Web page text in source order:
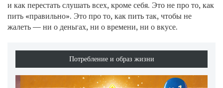
и как перестать слушать всех, кроме себя. Это не про то, как
пить «правильно». Это про то, как пить так, чтобы не
жалеть — ни о деньгах, ни о времени, ни о вкусе.
Потребление и образ жизни